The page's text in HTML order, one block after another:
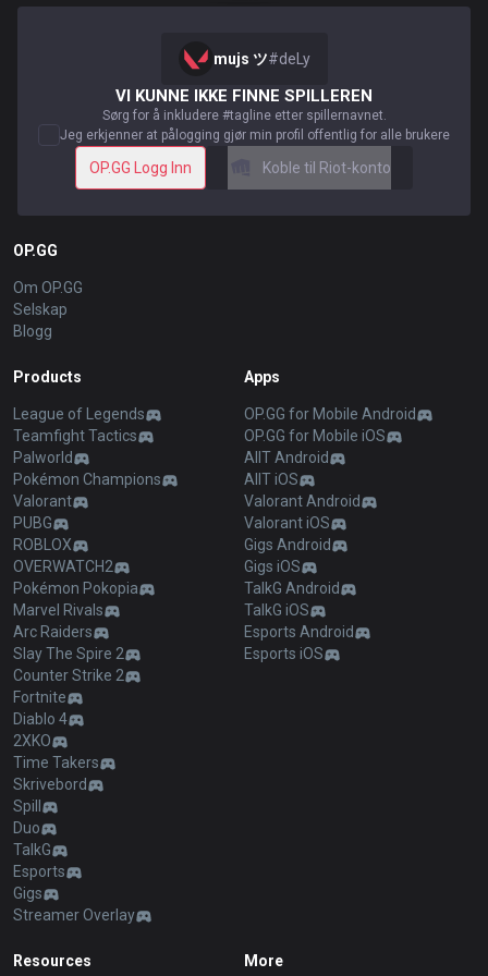
mujs ツ#deLy
VI KUNNE IKKE FINNE SPILLEREN
Sørg for å inkludere #tagline etter spillernavnet.
Jeg erkjenner at pålogging gjør min profil offentlig for alle brukere
OP.GG Logg Inn Koble til Riot-konto
OP.GG
Om OP.GG
Selskap
Blogg
Products
League of Legends
Teamfight Tactics
Palworld
Pokémon Champions
Valorant
PUBG
ROBLOX
OVERWATCH2
Pokémon Pokopia
Marvel Rivals
Arc Raiders
Slay The Spire 2
Counter Strike 2
Fortnite
Diablo 4
2XKO
Time Takers
Skrivebord
Spill
Duo
TalkG
Esports
Gigs
Streamer Overlay
Apps
OP.GG for Mobile Android
OP.GG for Mobile iOS
AllT Android
AllT iOS
Valorant Android
Valorant iOS
Gigs Android
Gigs iOS
TalkG Android
TalkG iOS
Esports Android
Esports iOS
Resources More